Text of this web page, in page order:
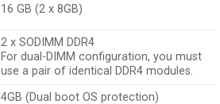
16 GB (2 x 8GB)
2 x SODIMM DDR4
For dual-DIMM configuration, you must
use a pair of identical DDR4 modules.
4GB (Dual boot OS protection)